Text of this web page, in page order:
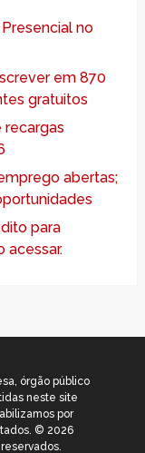
no
em 870
gratuitos
recargas
abertas;
para
acessar.
órgão público
neste site
por
© 2026